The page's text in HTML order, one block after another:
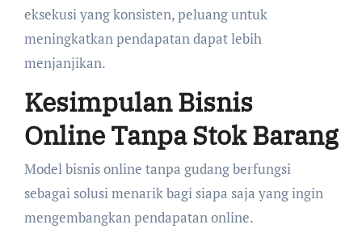
eksekusi yang konsisten, peluang untuk
meningkatkan pendapatan dapat lebih
menjanjikan.
Kesimpulan Bisnis
Online Tanpa Stok Barang
Model bisnis online tanpa gudang berfungsi
sebagai solusi menarik bagi siapa saja yang ingin
mengembangkan pendapatan online.